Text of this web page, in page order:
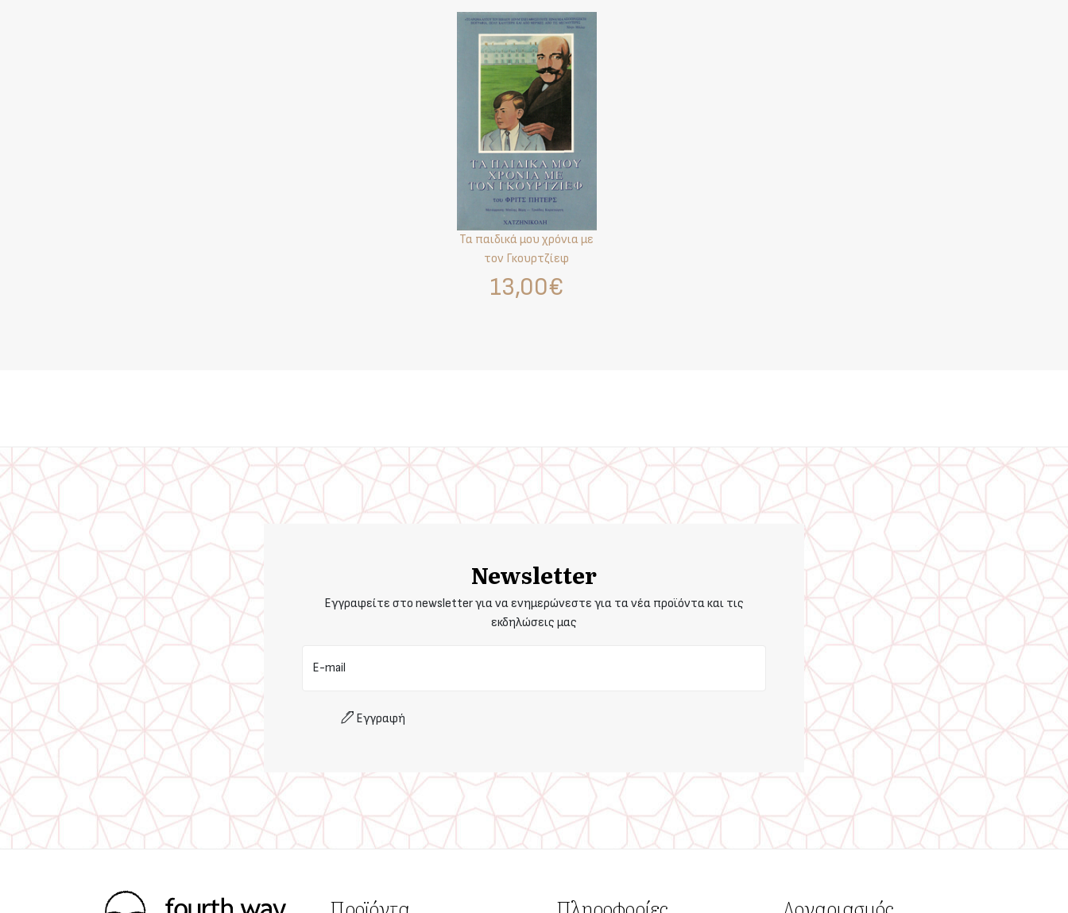
Τα παιδικά μου χρόνια με
τον Γκουρτζίεφ
13,00€
Newsletter
Εγγραφείτε στο newsletter για να ενημερώνεστε για τα νέα προϊόντα και τις
εκδηλώσεις μας
E-mail
Εγγραφή